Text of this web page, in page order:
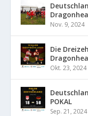
Nov. 9, 2024
Die
Okt. 23, 2024
POKAL
Sep. 21, 2024